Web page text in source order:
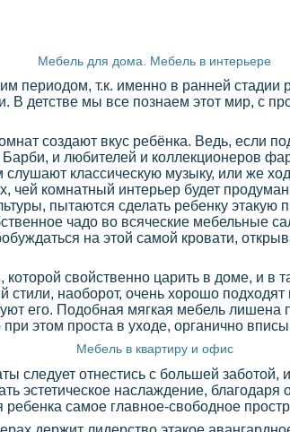
Мебель для дома. Мебель в интерьере
периодом, т.к. именно в ранней стадии
В детстве мы все познаем этот мир, с
создают вкус ребёнка. Ведь, если
и любителей и коллекционеров
классическую музыку, или же
чей комнатный интерьер будет
пытаются сделать ребенку этакую
чадо во всяческие мебельные
на этой самой кровати,
, которой свойственно царить в доме, и в
стили, наоборот, очень хорошо
его. Подобная мягкая мебель лишена
этом проста в уходе, органично
Мебель в квартиру и офис
следует отнестись с большей заботой,
эстетическое наслаждение,
самое главное-свободное